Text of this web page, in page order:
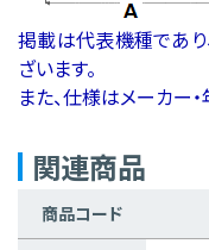
掲載は代表機種であ
ざいます。
また、仕様はメーカー
関連商品
商品コード